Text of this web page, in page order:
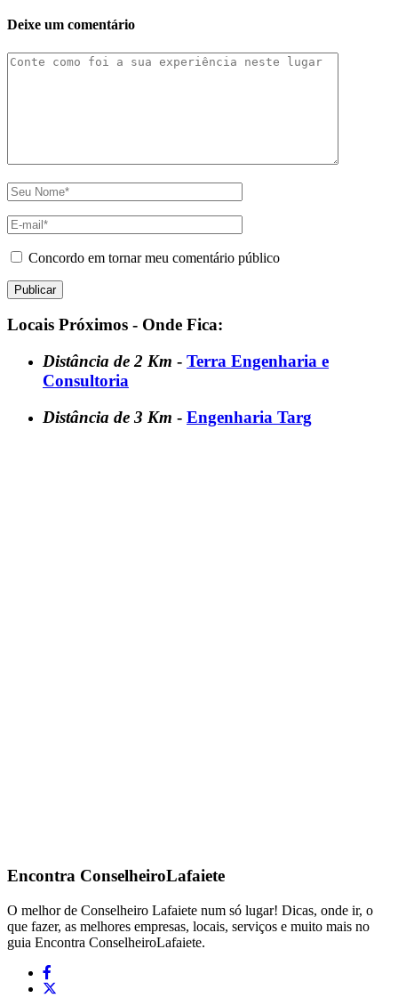
Deixe um comentário
Concordo em tornar meu comentário público
Locais Próximos - Onde Fica:
Distância de 2 Km - Terra Engenharia e
Consultoria
Distância de 3 Km - Engenharia Targ
Encontra ConselheiroLafaiete
O melhor de Conselheiro Lafaiete num só lugar! Dicas, onde ir, o
que fazer, as melhores empresas, locais, serviços e muito mais no
guia Encontra ConselheiroLafaiete.